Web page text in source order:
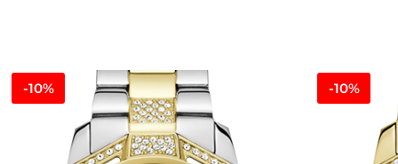
-10% -10%